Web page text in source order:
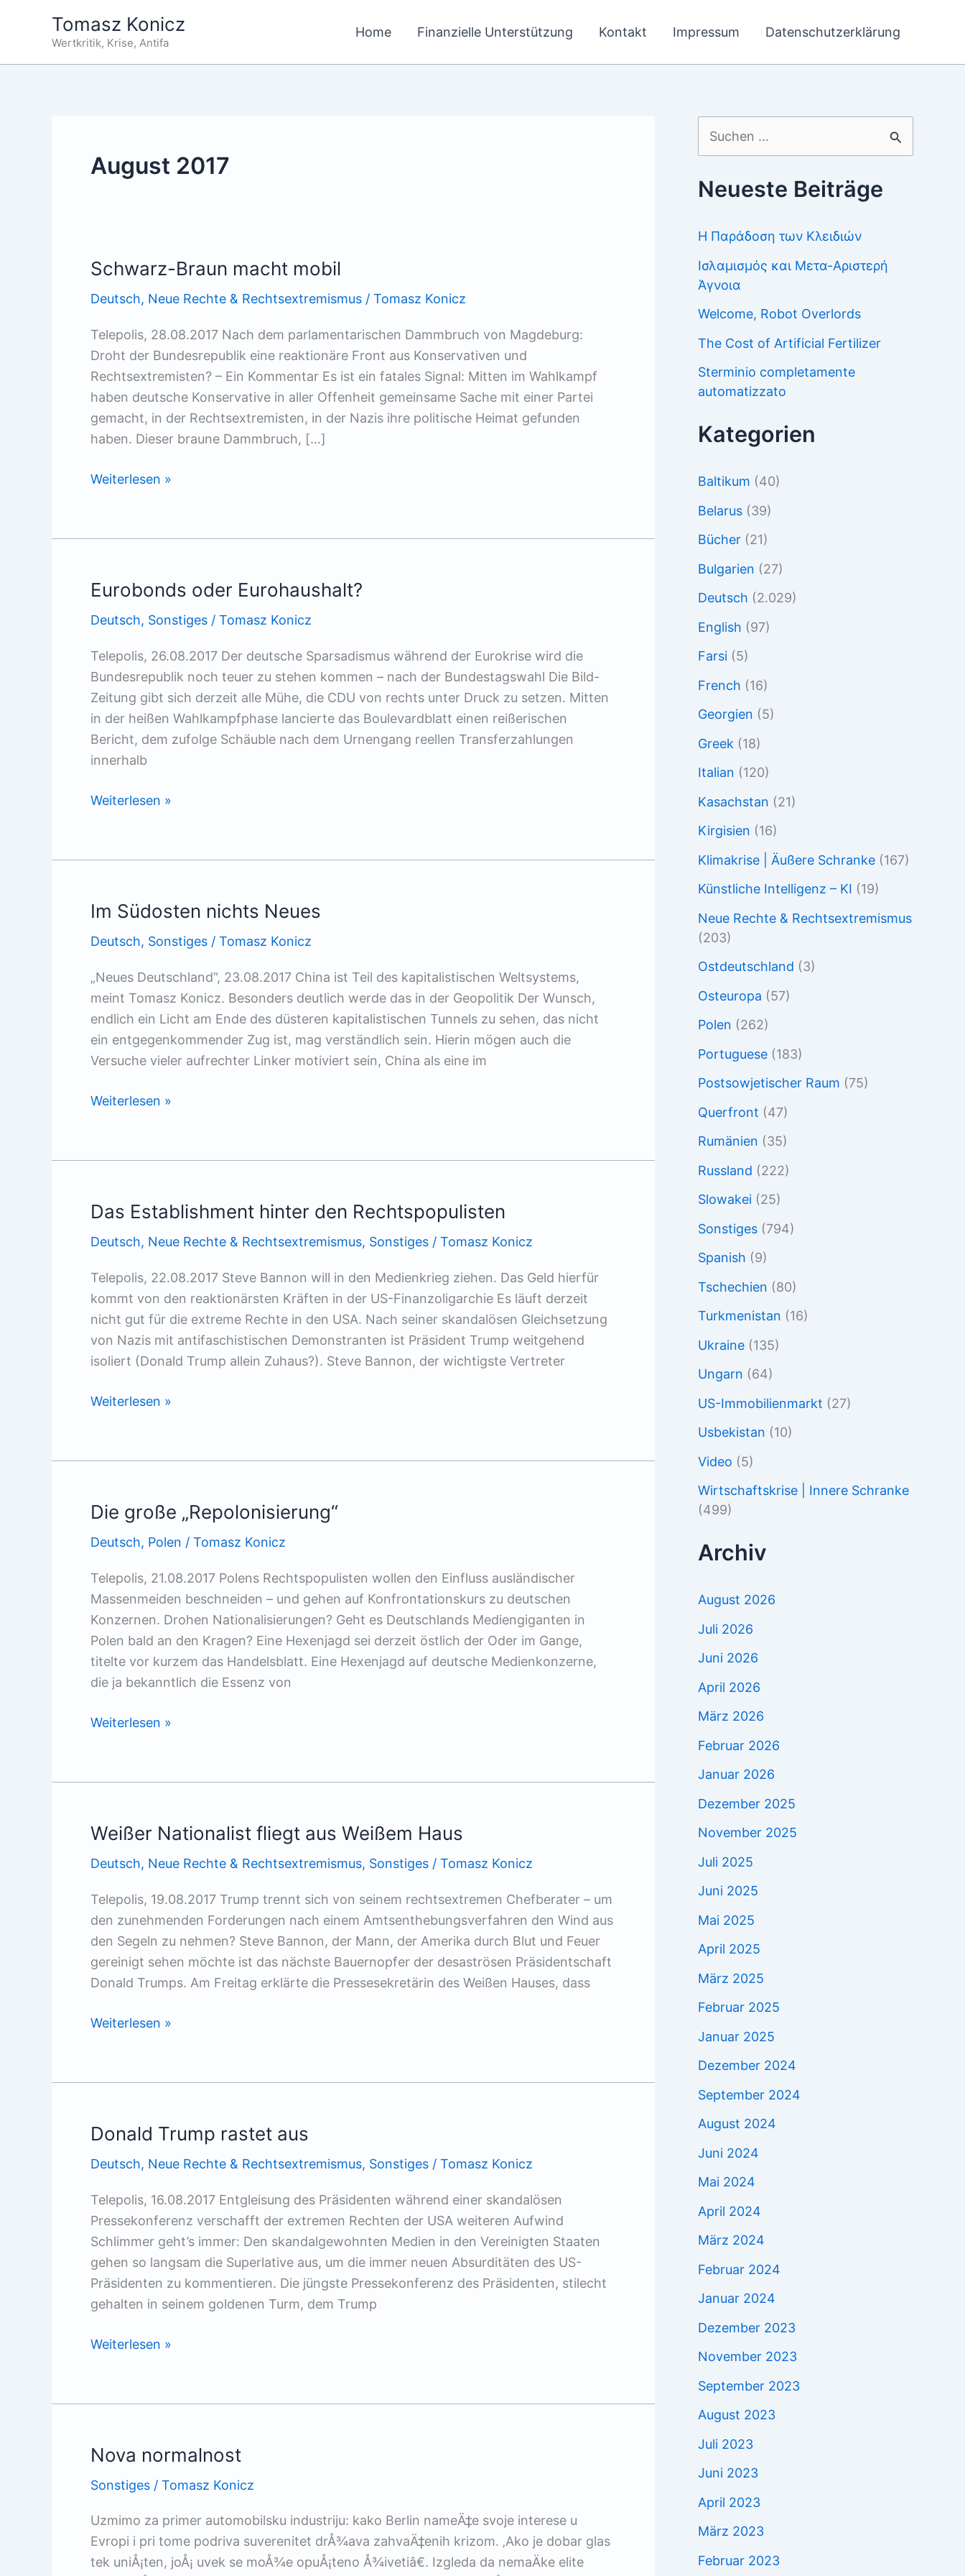
Tomasz Konicz
Wertkritik, Krise, Antifa
Home Finanzielle Unterstützung Kontakt Impressum Datenschutzerklärung
August 2017
Schwarz-Braun macht mobil
Deutsch, Neue Rechte & Rechtsextremismus / Tomasz Konicz
Telepolis, 28.08.2017 Nach dem parlamentarischen Dammbruch von Magdeburg:
Droht der Bundesrepublik eine reaktionäre Front aus Konservativen und
Rechtsextremisten? – Ein Kommentar Es ist ein fatales Signal: Mitten im Wahlkampf
haben deutsche Konservative in aller Offenheit gemeinsame Sache mit einer Partei
gemacht, in der Rechtsextremisten, in der Nazis ihre politische Heimat gefunden
haben. Dieser braune Dammbruch, […]
Schwarz-
mobil
Weiterlesen »
Eurobonds oder Eurohaushalt?
Deutsch, Sonstiges / Tomasz Konicz
Telepolis, 26.08.2017 Der deutsche Sparsadismus während der Eurokrise wird die
Bundesrepublik noch teuer zu stehen kommen – nach der Bundestagswahl Die Bild-
Zeitung gibt sich derzeit alle Mühe, die CDU von rechts unter Druck zu setzen. Mitten
in der heißen Wahlkampfphase lancierte das Boulevardblatt einen reißerischen
Bericht, dem zufolge Schäuble nach dem Urnengang reellen Transferzahlungen
innerhalb
Eurobonds
Weiterlesen »
Im Südosten nichts Neues
Deutsch, Sonstiges / Tomasz Konicz
„Neues Deutschland“, 23.08.2017 China ist Teil des kapitalistischen Weltsystems,
meint Tomasz Konicz. Besonders deutlich werde das in der Geopolitik Der Wunsch,
endlich ein Licht am Ende des düsteren kapitalistischen Tunnels zu sehen, das nicht
ein entgegenkommender Zug ist, mag verständlich sein. Hierin mögen auch die
Versuche vieler aufrechter Linker motiviert sein, China als eine im
Im
Neues
Weiterlesen »
Das Establishment hinter den Rechtspopulisten
Deutsch, Neue Rechte & Rechtsextremismus, Sonstiges / Tomasz Konicz
Telepolis, 22.08.2017 Steve Bannon will in den Medienkrieg ziehen. Das Geld hierfür
kommt von den reaktionärsten Kräften in der US-Finanzoligarchie Es läuft derzeit
nicht gut für die extreme Rechte in den USA. Nach seiner skandalösen Gleichsetzung
von Nazis mit antifaschistischen Demonstranten ist Präsident Trump weitgehend
isoliert (Donald Trump allein Zuhaus?). Steve Bannon, der wichtigste Vertreter
Das
den
Weiterlesen »
Die große „Repolonisierung“
Deutsch, Polen / Tomasz Konicz
Telepolis, 21.08.2017 Polens Rechtspopulisten wollen den Einfluss ausländischer
Massenmeiden beschneiden – und gehen auf Konfrontationskurs zu deutschen
Konzernen. Drohen Nationalisierungen? Geht es Deutschlands Mediengiganten in
Polen bald an den Kragen? Eine Hexenjagd sei derzeit östlich der Oder im Gange,
titelte vor kurzem das Handelsblatt. Eine Hexenjagd auf deutsche Medienkonzerne,
die ja bekanntlich die Essenz von
Die
Weiterlesen »
Weißer Nationalist fliegt aus Weißem Haus
Deutsch, Neue Rechte & Rechtsextremismus, Sonstiges / Tomasz Konicz
Telepolis, 19.08.2017 Trump trennt sich von seinem rechtsextremen Chefberater – um
den zunehmenden Forderungen nach einem Amtsenthebungsverfahren den Wind aus
den Segeln zu nehmen? Steve Bannon, der Mann, der Amerika durch Blut und Feuer
gereinigt sehen möchte ist das nächste Bauernopfer der desaströsen Präsidentschaft
Donald Trumps. Am Freitag erklärte die Pressesekretärin des Weißen Hauses, dass
Weißer
aus
Haus
Weiterlesen »
Donald Trump rastet aus
Deutsch, Neue Rechte & Rechtsextremismus, Sonstiges / Tomasz Konicz
Telepolis, 16.08.2017 Entgleisung des Präsidenten während einer skandalösen
Pressekonferenz verschafft der extremen Rechten der USA weiteren Aufwind
Schlimmer geht’s immer: Den skandalgewohnten Medien in den Vereinigten Staaten
gehen so langsam die Superlative aus, um die immer neuen Absurditäten des US-
Präsidenten zu kommentieren. Die jüngste Pressekonferenz des Präsidenten, stilecht
gehalten in seinem goldenen Turm, dem Trump
Donald
aus
Weiterlesen »
Nova normalnost
Sonstiges / Tomasz Konicz
Uzmimo za primer automobilsku industriju: kako Berlin nameÄ‡e svoje interese u
Evropi i pri tome podriva suverenitet drÅ¾ava zahvaÄ‡enih krizom. ‚Ako je dobar glas
tek uniÅ¡ten, joÅ¡ uvek se moÅ¾e opuÅ¡teno Å¾ivetiâ€. Izgleda da nemaÄke elite
Suchen
nach:
Neueste Beiträge
Η Παράδοση των Κλειδιών
Ισλαμισμός και Μετα-Αριστερή
Άγνοια
Welcome, Robot Overlords
The Cost of Artificial Fertilizer
Sterminio completamente
automatizzato
Kategorien
Baltikum (40)
Belarus (39)
Bücher (21)
Bulgarien (27)
Deutsch (2.029)
English (97)
Farsi (5)
French (16)
Georgien (5)
Greek (18)
Italian (120)
Kasachstan (21)
Kirgisien (16)
Klimakrise | Äußere Schranke (167)
Künstliche Intelligenz – KI (19)
Neue Rechte & Rechtsextremismus
(203)
Ostdeutschland (3)
Osteuropa (57)
Polen (262)
Portuguese (183)
Postsowjetischer Raum (75)
Querfront (47)
Rumänien (35)
Russland (222)
Slowakei (25)
Sonstiges (794)
Spanish (9)
Tschechien (80)
Turkmenistan (16)
Ukraine (135)
Ungarn (64)
US-Immobilienmarkt (27)
Usbekistan (10)
Video (5)
Wirtschaftskrise | Innere Schranke
(499)
Archiv
August 2026
Juli 2026
Juni 2026
April 2026
März 2026
Februar 2026
Januar 2026
Dezember 2025
November 2025
Juli 2025
Juni 2025
Mai 2025
April 2025
März 2025
Februar 2025
Januar 2025
Dezember 2024
September 2024
August 2024
Juni 2024
Mai 2024
April 2024
März 2024
Februar 2024
Januar 2024
Dezember 2023
November 2023
September 2023
August 2023
Juli 2023
Juni 2023
April 2023
März 2023
Februar 2023